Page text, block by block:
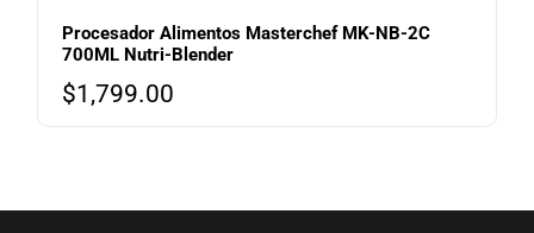
Procesador Alimentos Masterchef MK-NB-2C
700ML Nutri-Blender
$1,799.00